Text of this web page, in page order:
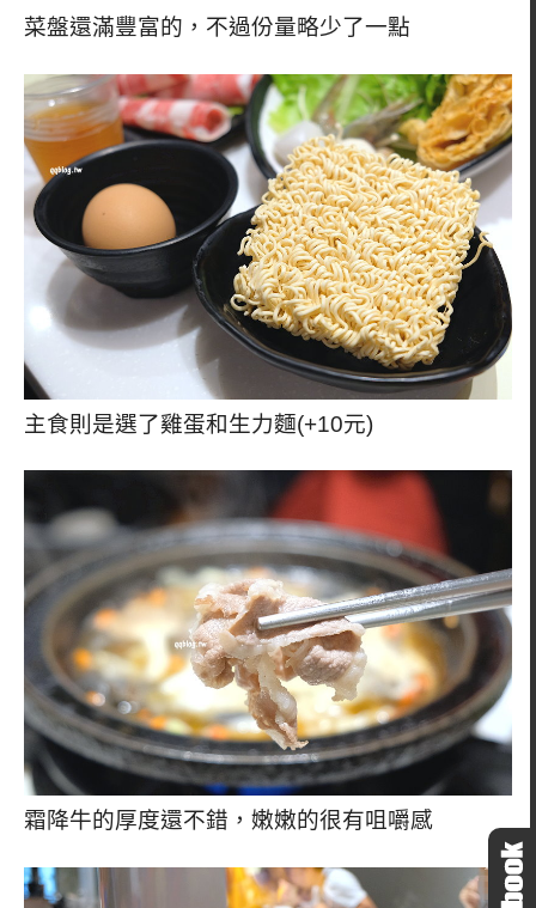
菜盤還滿豐富的，不過份量略少了一點
主食則是選了雞蛋和生力麵(+10元)
霜降牛的厚度還不錯，嫩嫩的很有咀嚼感